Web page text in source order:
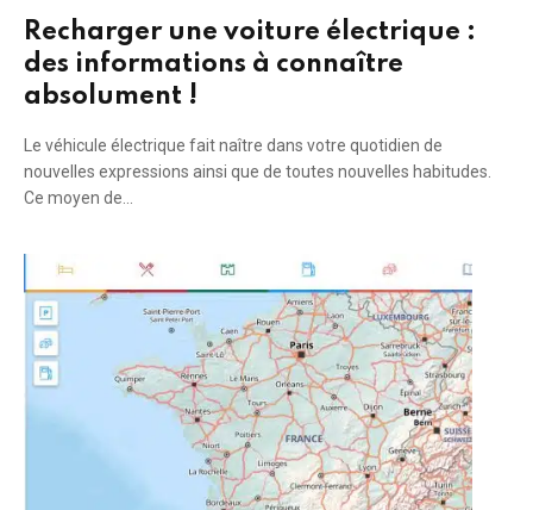
Recharger une voiture électrique :
des informations à connaître
absolument !
Le véhicule électrique fait naître dans votre quotidien de
nouvelles expressions ainsi que de toutes nouvelles habitudes.
Ce moyen de…